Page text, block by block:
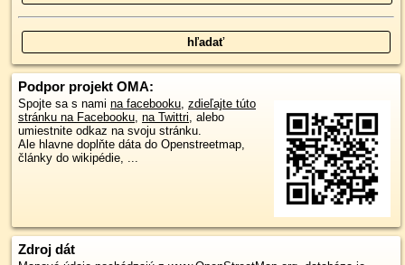
Podpor projekt OMA:
Spojte sa s nami na facebooku zdieľajte túto
stránku na Facebooku na Twittri , alebo
umiestnite odkaz na svoju stránku.
Ale hlavne doplňte dáta do Openstreetmap,
články do wikipédie, ...
Zdroj dát